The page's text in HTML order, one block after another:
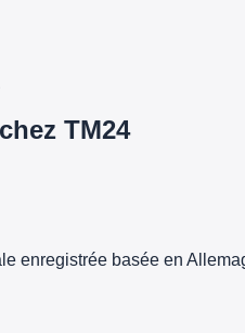
TM24
enregistrée basée en